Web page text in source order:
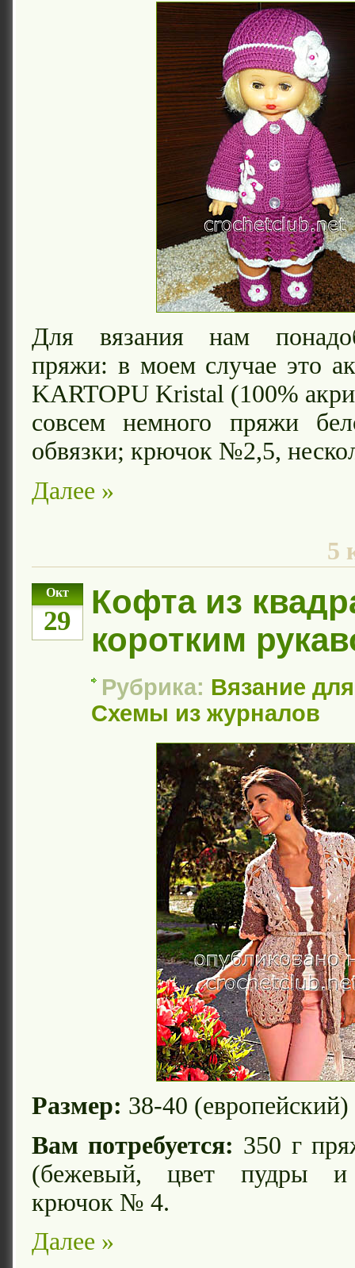
Для вязания нам
пряжи: в моем случае это
KARTOPU Kristal (100%
совсем немного пряжи
обвязки; крючок №2,5,
Далее »
5
Окт
29
Кофта из
коротким
Рубрика: Вязание
Схемы из журналов
Размер: 38-40 (европейский)
Вам потребуется: 350 г
(бежевый, цвет пудры и
крючок № 4.
Далее »